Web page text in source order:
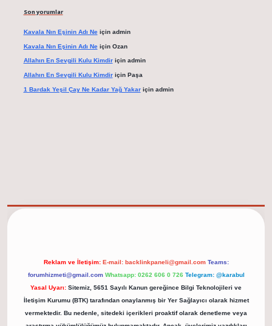
Son yorumlar
Kavala Nın Eşinin Adı Neiçin admin
Kavala Nın Eşinin Adı Neiçin Ozan
Allahın En Sevgili Kulu Kimdiriçin admin
Allahın En Sevgili Kulu Kimdiriçin Paşa
1 Bardak Yeşil Çay Ne Kadar Yağ Yakariçin admin
Reklam ve İletişim: E-mail: backlinkpaneli@gmail.com Teams:
forumhizmeti@gmail.com Whatsapp: 0262 606 0 726 Telegram: @karabul
Yasal Uyarı: Sitemiz, 5651 Sayılı Kanun gereğince Bilgi Teknolojileri ve
İletişim Kurumu (BTK) tarafından onaylanmış bir Yer Sağlayıcı olarak hizmet
vermektedir. Bu nedenle, sitedeki içerikleri proaktif olarak denetleme veya